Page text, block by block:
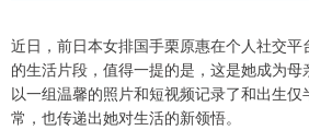
近日，前日本女排国手栗原惠在个人社交平
的生活片段，值得一提的是，这是她成为
以一组温馨的照片和短视频记录了和出生仅
常，也传递出她对生活的新领悟。